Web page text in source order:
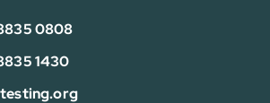
0808
1430